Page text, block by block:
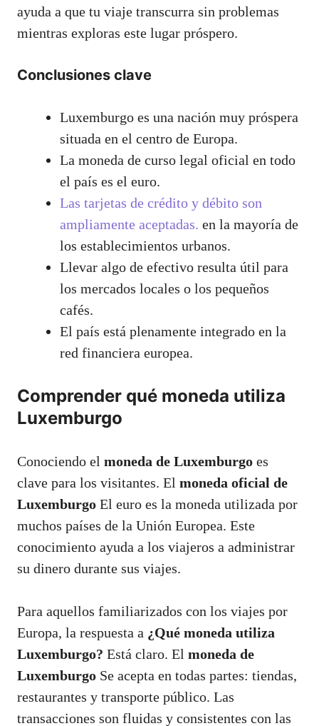
ayuda a que tu viaje transcurra sin problemas
mientras exploras este lugar próspero.
Conclusiones clave
Luxemburgo es una nación muy próspera
situada en el centro de Europa.
La moneda de curso legal oficial en todo
el país es el euro.
Las tarjetas de crédito y débito son
ampliamente aceptadas. en la mayoría de
los establecimientos urbanos.
Llevar algo de efectivo resulta útil para
los mercados locales o los pequeños
cafés.
El país está plenamente integrado en la
red financiera europea.
Comprender qué moneda utiliza
Luxemburgo
Conociendo el moneda de Luxemburgo es
clave para los visitantes. El moneda oficial de
Luxemburgo El euro es la moneda utilizada por
muchos países de la Unión Europea. Este
conocimiento ayuda a los viajeros a administrar
su dinero durante sus viajes.
Para aquellos familiarizados con los viajes por
Europa, la respuesta a ¿Qué moneda utiliza
Luxemburgo? Está claro. El moneda de
Luxemburgo Se acepta en todas partes: tiendas,
restaurantes y transporte público. Las
transacciones son fluidas y consistentes con las